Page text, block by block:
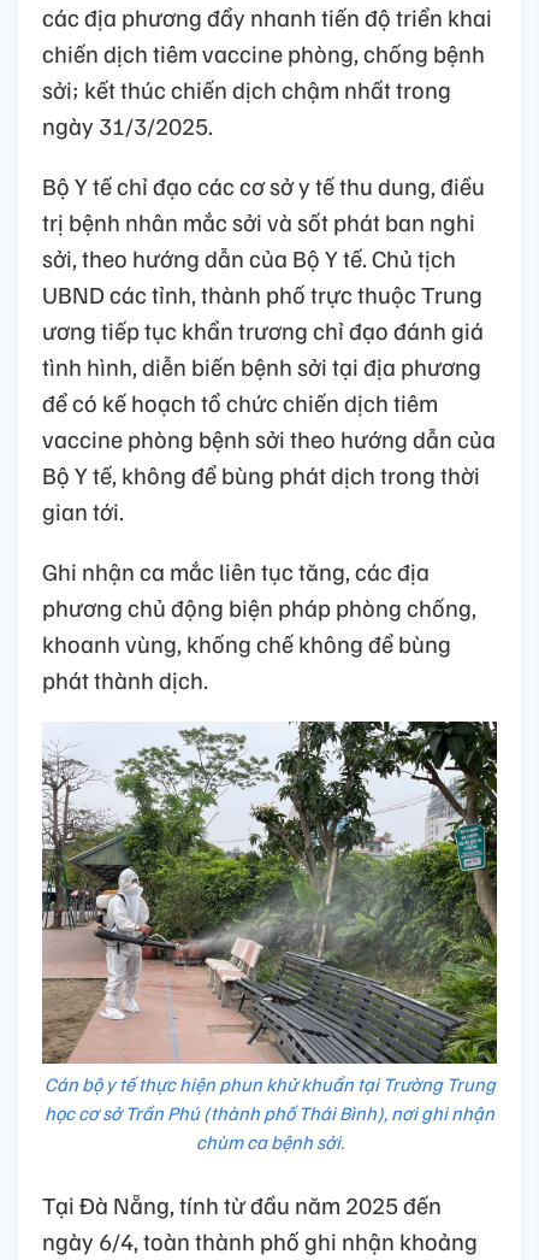
các địa phương đẩy nhanh tiến độ triển khai
chiến dịch tiêm vaccine phòng, chống bệnh
sởi; kết thúc chiến dịch chậm nhất trong
ngày 31/3/2025.
Bộ Y tế chỉ đạo các cơ sở y tế thu dung, điều
trị bệnh nhân mắc sởi và sốt phát ban nghi
sởi, theo hướng dẫn của Bộ Y tế. Chủ tịch
UBND các tỉnh, thành phố trực thuộc Trung
ương tiếp tục khẩn trương chỉ đạo đánh giá
tình hình, diễn biến bệnh sởi tại địa phương
để có kế hoạch tổ chức chiến dịch tiêm
vaccine phòng bệnh sởi theo hướng dẫn của
Bộ Y tế, không để bùng phát dịch trong thời
gian tới.
Ghi nhận ca mắc liên tục tăng, các địa
phương chủ động biện pháp phòng chống,
khoanh vùng, khống chế không để bùng
phát thành dịch.
Cán bộ y tế thực hiện phun khử khuẩn tại Trường Trung
học cơ sở Trần Phú (thành phố Thái Bình), nơi ghi nhận
chùm ca bệnh sởi.
Tại Đà Nẵng, tính từ đầu năm 2025 đến
ngày 6/4, toàn thành phố ghi nhận khoảng